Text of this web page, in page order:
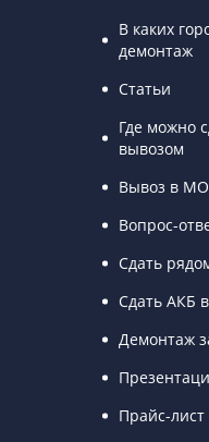
В каких
демонтаж
Статьи
Где можно
вывозом
Вывоз в МО
Вопрос-
Сдать
Сдать АКБ
Демонтаж
Прайс-лист